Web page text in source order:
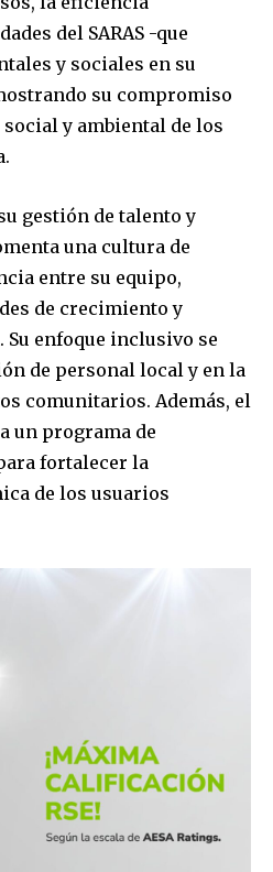
of
be part of the
email address on our website
Don't worry, we respect
your inbox. Your information is
del SARAS -que
y sociales en su
su compromiso
y ambiental de los
gestión de talento y
una cultura de
entre su equipo,
de crecimiento y
enfoque inclusivo se
de personal local y en la
comunitarios. Además, el
un programa de
fortalecer la
de los usuarios